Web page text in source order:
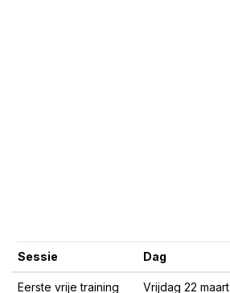
Sessie Dag
Eerste vrije training Vrijdag 22 maart